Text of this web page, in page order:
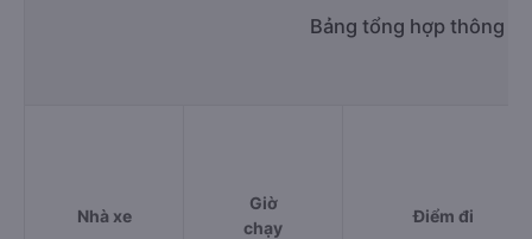
Bảng tổng hợp thông
Nhà xe
Giờ
chạy
Điểm đi